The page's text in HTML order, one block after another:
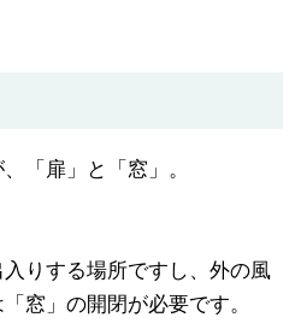
「扉」と「窓」。
りする場所ですし、外の風
窓」の開閉が必要です。